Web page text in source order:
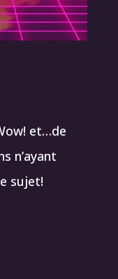
et…de
n’ayant
sujet!